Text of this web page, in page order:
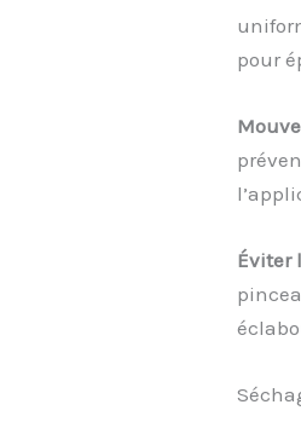
pour
Éviter